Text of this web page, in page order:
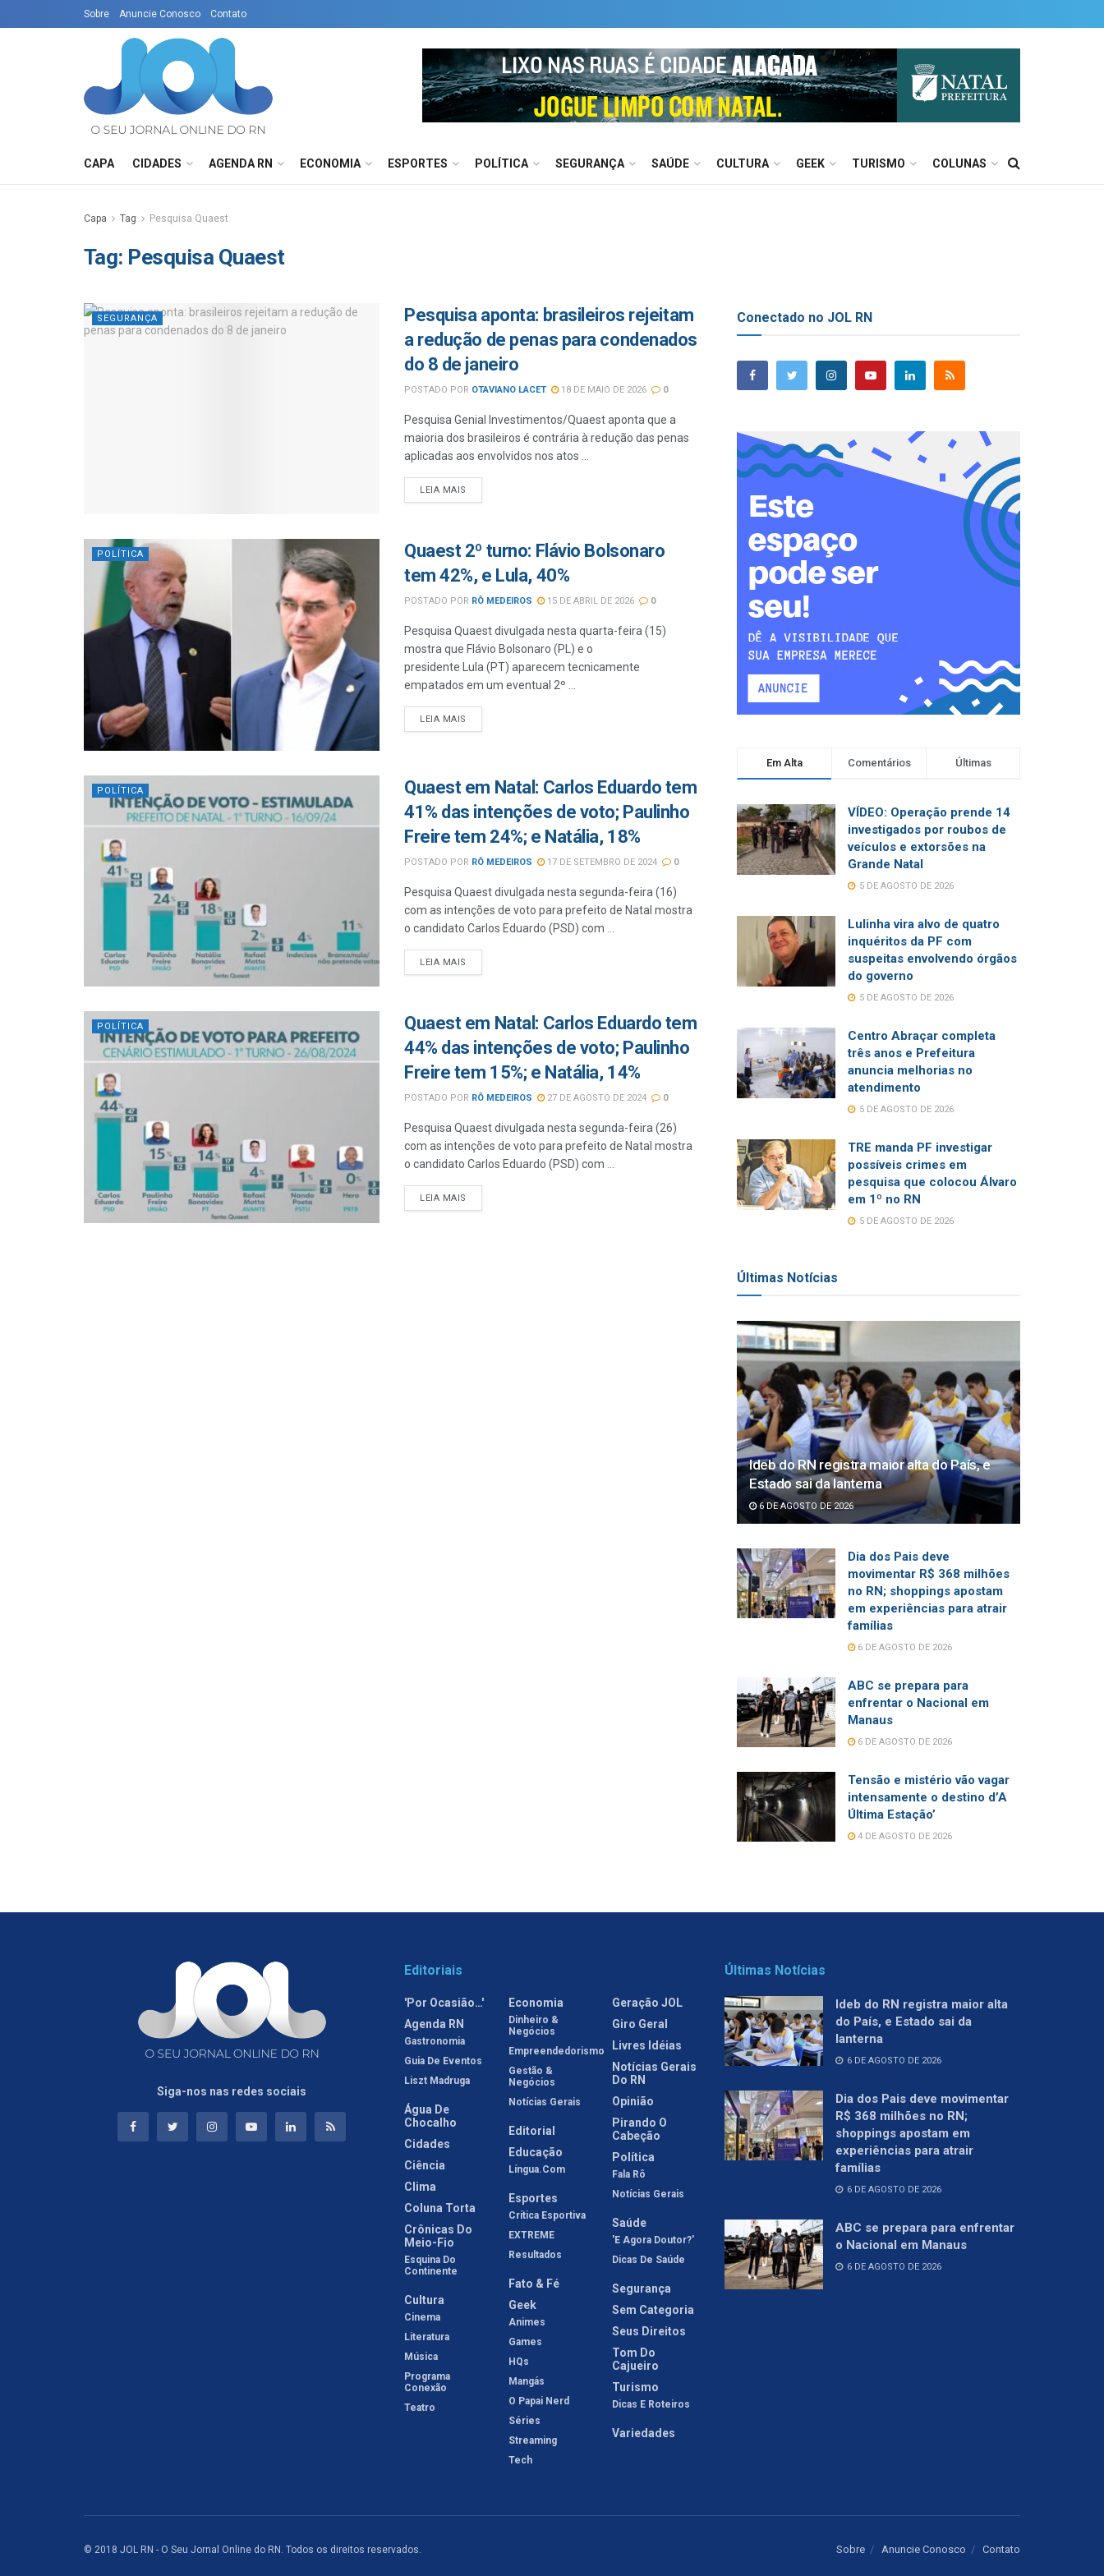
Sobre Anuncie Conosco Contato
CAPA CIDADES AGENDA RN ECONOMIA ESPORTES POLÍTICA SEGURANÇA SAÚDE CULTURA GEEK TURISMO COLUNAS
Capa Tag Pesquisa Quaest
Tag: Pesquisa Quaest
SEGURANÇA
Pesquisa aponta: brasileiros rejeitam
a redução de penas para condenados
do 8 de janeiro
POSTADO POR OTAVIANO LACET 18 DE MAIO DE 2026 0
Pesquisa Genial Investimentos/Quaest aponta que a
maioria dos brasileiros é contrária à redução das penas
aplicadas aos envolvidos nos atos ...
LEIA MAIS
POLÍTICA
Quaest 2º turno: Flávio Bolsonaro
tem 42%, e Lula, 40%
POSTADO POR RÔ MEDEIROS 15 DE ABRIL DE 2026 0
Pesquisa Quaest divulgada nesta quarta-feira (15)
mostra que Flávio Bolsonaro (PL) e o
presidente Lula (PT) aparecem tecnicamente
empatados em um eventual 2º ...
LEIA MAIS
POLÍTICA
Quaest em Natal: Carlos Eduardo tem
41% das intenções de voto; Paulinho
Freire tem 24%; e Natália, 18%
POSTADO POR RÔ MEDEIROS 17 DE SETEMBRO DE 2024 0
Pesquisa Quaest divulgada nesta segunda-feira (16)
com as intenções de voto para prefeito de Natal mostra
o candidato Carlos Eduardo (PSD) com ...
LEIA MAIS
POLÍTICA
Quaest em Natal: Carlos Eduardo tem
44% das intenções de voto; Paulinho
Freire tem 15%; e Natália, 14%
POSTADO POR RÔ MEDEIROS 27 DE AGOSTO DE 2024 0
Pesquisa Quaest divulgada nesta segunda-feira (26)
com as intenções de voto para prefeito de Natal mostra
o candidato Carlos Eduardo (PSD) com ...
LEIA MAIS
Conectado no JOL RN
Em Alta Comentários Últimas
VÍDEO: Operação prende 14
investigados por roubos de
veículos e extorsões na
Grande Natal
5 DE AGOSTO DE 2026
Lulinha vira alvo de quatro
inquéritos da PF com
suspeitas envolvendo órgãos
do governo
5 DE AGOSTO DE 2026
Centro Abraçar completa
três anos e Prefeitura
anuncia melhorias no
atendimento
5 DE AGOSTO DE 2026
TRE manda PF investigar
possíveis crimes em
pesquisa que colocou Álvaro
em 1º no RN
5 DE AGOSTO DE 2026
Últimas Notícias
Ideb do RN registra maior alta do País, e
Estado sai da lanterna
6 DE AGOSTO DE 2026
Dia dos Pais deve
movimentar R$ 368 milhões
no RN; shoppings apostam
em experiências para atrair
famílias
6 DE AGOSTO DE 2026
ABC se prepara para
enfrentar o Nacional em
Manaus
6 DE AGOSTO DE 2026
Tensão e mistério vão vagar
intensamente o destino d’A
Última Estação’
4 DE AGOSTO DE 2026
Siga-nos nas redes sociais
Editoriais
'Por Ocasião…'
Agenda RN
Gastronomia
Guia De Eventos
Liszt Madruga
Água De
Chocalho
Cidades
Ciência
Clima
Coluna Torta
Crônicas Do
Meio-Fio
Esquina Do
Continente
Cultura
Cinema
Literatura
Música
Programa
Conexão
Teatro
Economia
Dinheiro &
Negócios
Empreendedorismo
Gestão &
Negócios
Notícias Gerais
Editorial
Educação
Língua.com
Esportes
Crítica Esportiva
EXTREME
Resultados
Fato & Fé
Geek
Animes
Games
HQs
Mangás
O Papai Nerd
Séries
Streaming
Tech
Geração JOL
Giro Geral
Livres Idéias
Notícias Gerais
Do RN
Opinião
Pirando O
Cabeção
Política
Fala Rô
Notícias Gerais
Saúde
'E Agora Doutor?'
Dicas De Saúde
Segurança
Sem Categoria
Seus Direitos
Tom Do
Cajueiro
Turismo
Dicas E Roteiros
Variedades
Últimas Notícias
Ideb do RN registra maior alta
do País, e Estado sai da
lanterna
6 DE AGOSTO DE 2026
Dia dos Pais deve movimentar
R$ 368 milhões no RN;
shoppings apostam em
experiências para atrair
famílias
6 DE AGOSTO DE 2026
ABC se prepara para enfrentar
o Nacional em Manaus
6 DE AGOSTO DE 2026
Sobre Anuncie Conosco Contato
© 2018 JOL RN - O Seu Jornal Online do RN. Todos os direitos reservados.